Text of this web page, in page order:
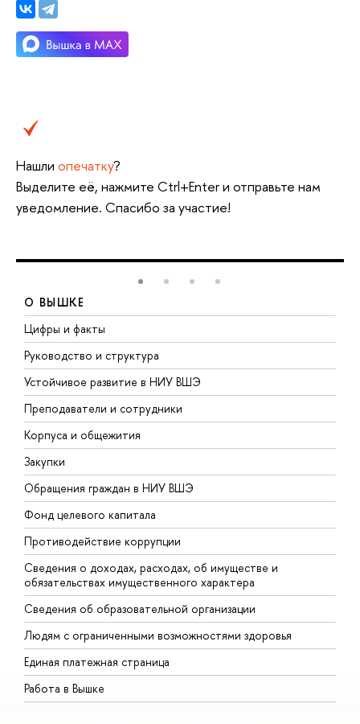
Нашли опечатку?
Выделите её, нажмите Ctrl+Enter и отправьте нам
уведомление. Спасибо за участие!
О ВЫШКЕ
Цифры и факты
Руководство и структура
Устойчивое развитие в НИУ ВШЭ
Преподаватели и сотрудники
Корпуса и общежития
Закупки
Обращения граждан в НИУ ВШЭ
Фонд целевого капитала
Противодействие коррупции
Сведения о доходах, расходах, об имуществе и
обязательствах имущественного характера
Сведения об образовательной организации
Людям с ограниченными возможностями здоровья
Единая платежная страница
Работа в Вышке